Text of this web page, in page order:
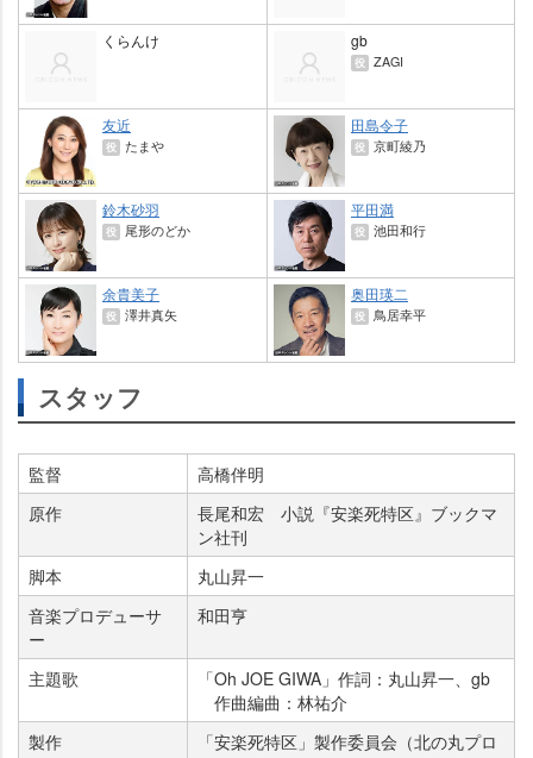
くらんけ gb
役 ZAGI
友近
役 たま
田島令子
役 京町綾乃
鈴木砂羽
役 尾形のどか
平田満
役 池田和行
余貴美子
役 澤井真矢
奥田瑛二
役 鳥居幸平
スタッフ
監督
高橋伴明
原作
長尾和宏 小説『安楽死特区』ブックマ
ン社刊
脚本
丸山昇一
音楽プロデューサ
ー
和田亨
主題歌
「Oh JOE GIWA」作詞：丸山昇一、gb
作曲編曲：林祐介
製作
「安楽死特区」製作委員会（北の丸プロ